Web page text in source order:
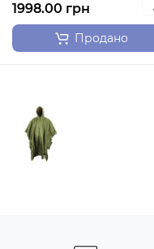
1998.00 грн
Продано